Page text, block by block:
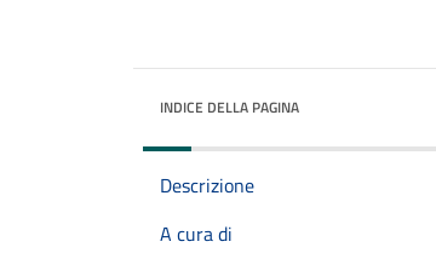
INDICE DELLA PAGINA
Descrizione
A cura di